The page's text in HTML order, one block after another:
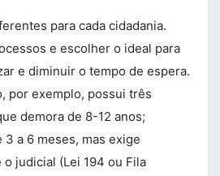
para cada cidadania.
e escolher o ideal para
e diminuir o tempo de espera.
por exemplo, possui três
demora de 8-12 anos;
a 6 meses, mas exige
judicial (Lei 194 ou Fila